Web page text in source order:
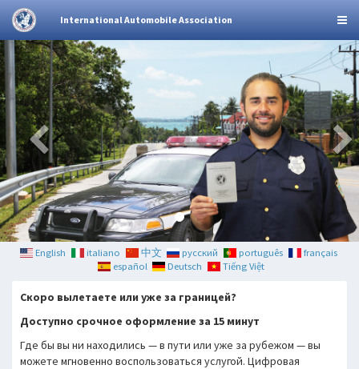
International Automobile Association
English italiano 中文 русский português
français
español
Deutsch Tiếng Việt
Скоро вылетаете или уже за границей?
Доступно срочное оформление за 15 минут
Где бы вы ни находились — в пути или уже за рубежом — вы
можете мгновенно воспользоваться услугой. Цифровая